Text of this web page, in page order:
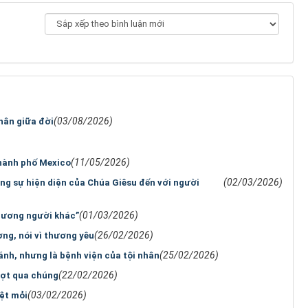
giữa đời(03/08/2026)
phố Mexico(11/05/2026)
sự hiện diện của Chúa Giêsu đến với người (02/03/2026)
người khác”(01/03/2026)
nói vì thương yêu(26/02/2026)
nhưng là bệnh viện của tội nhân(25/02/2026)
qua chúng(22/02/2026)
mỏi(03/02/2026)